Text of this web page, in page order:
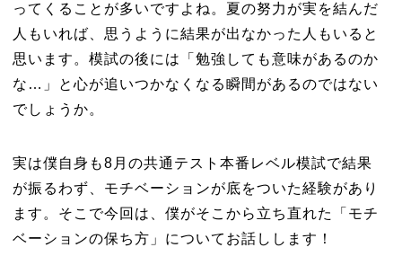
ってくることが多いですよね。夏の努力が実を結んだ
人もいれば、思うように結果が出なかった人もいると
思います。模試の後には「勉強しても意味があるのか
な…」と心が追いつかなくなる瞬間があるのではない
でしょうか。
実は僕自身も8月の共通テスト本番レベル模試で結果
が振るわず、モチベーションが底をついた経験があり
ます。そこで今回は、僕がそこから立ち直れた「モチ
ベーションの保ち方」についてお話しします！